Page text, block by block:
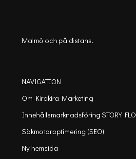
Malmö och på distans.
NAVIGATION
Om Kirakira Marketing
Innehållsmarknadsföring STORY
Sökmotoroptimering (SEO)
Ny hemsida